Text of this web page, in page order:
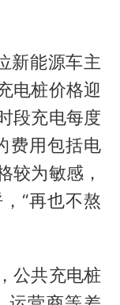
新能源车主
电桩价格迎
段充电每度
费用包括电
较为敏感，
“再也不熬
公共充电桩